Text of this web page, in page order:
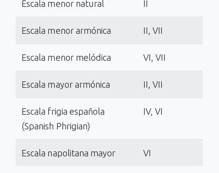
Escala menor natural II
Escala menor armónica II, VII
Escala menor melódica VI, VII
Escala mayor armónica II, VII
Escala frigia española
(Spanish Phrigian)
IV, VI
Escala napolitana mayor VI